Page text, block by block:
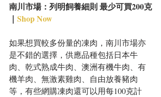
南川市場：列明飼養細則 最少可買200克
｜ Shop Now
如果想買較多份量的凍肉，南川市場亦
是不錯的選擇，供應品種包括日本牛
肉、乾式熟成牛肉、澳洲有機牛肉、有
機羊肉、無激素雞肉、自由放養豬肉
等，有些網購凍肉還可以用每100克計